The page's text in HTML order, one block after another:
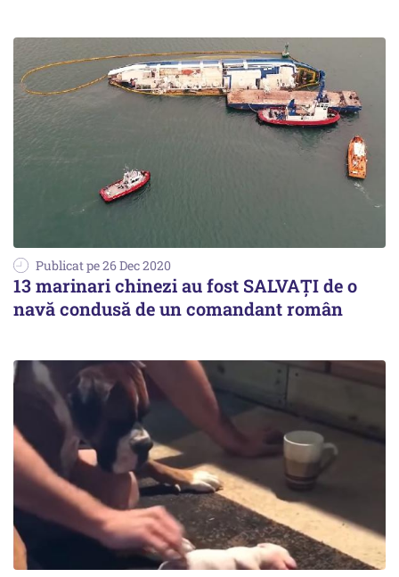
Publicat pe 26 Dec 2020
13 marinari chinezi au fost SALVAȚI de o
navă condusă de un comandant român